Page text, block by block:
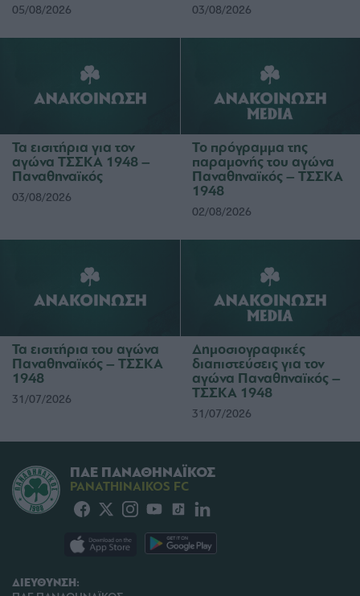
05/08/2026 03/08/2026
Τα εισιτήρια για τον
αγώνα ΤΣΣΚΑ 1948 –
Παναθηναϊκός
03/08/2026
Το πρόγραμμα της
παραμονής του αγώνα
Παναθηναϊκός – ΤΣΣΚΑ
1948
02/08/2026
Τα εισιτήρια του αγώνα
Παναθηναϊκός – ΤΣΣΚΑ
1948
31/07/2026
Δημοσιογραφικές
διαπιστεύσεις για τον
αγώνα Παναθηναϊκός –
ΤΣΣΚΑ 1948
31/07/2026
ΔΙΕΥΘΥΝΣΗ:
ΠΑΕ ΠΑΝΑΘΗΝΑΪΚΟΣ
PANATHINAIKOS FC